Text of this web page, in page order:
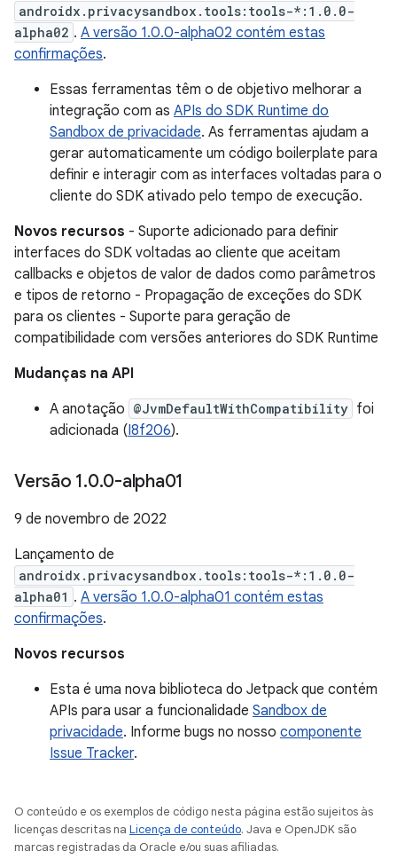
androidx.privacysandbox.tools:tools-*:1.0.0-
alpha02 . A versão 1.0.0-alpha02 contém estas
confirmações.
Essas ferramentas têm o de objetivo melhorar a
integração com as APIs do SDK Runtime do
Sandbox de privacidade. As ferramentas ajudam a
gerar automaticamente um código boilerplate para
definir e interagir com as interfaces voltadas para o
cliente do SDK ativado pelo tempo de execução.
Novos recursos - Suporte adicionado para definir
interfaces do SDK voltadas ao cliente que aceitam
callbacks e objetos de valor de dados como parâmetros
e tipos de retorno - Propagação de exceções do SDK
para os clientes - Suporte para geração de
compatibilidade com versões anteriores do SDK Runtime
Mudanças na API
A anotação @JvmDefaultWithCompatibility foi
adicionada (I8f206).
Versão 1.0.0-alpha01
9 de novembro de 2022
Lançamento de
androidx.privacysandbox.tools:tools-*:1.0.0-
alpha01 . A versão 1.0.0-alpha01 contém estas
confirmações.
Novos recursos
Esta é uma nova biblioteca do Jetpack que contém
APIs para usar a funcionalidade Sandbox de
privacidade. Informe bugs no nosso componente
Issue Tracker.
O conteúdo e os exemplos de código nesta página estão sujeitos às
licenças descritas na Licença de conteúdo. Java e OpenJDK são
marcas registradas da Oracle e/ou suas afiliadas.